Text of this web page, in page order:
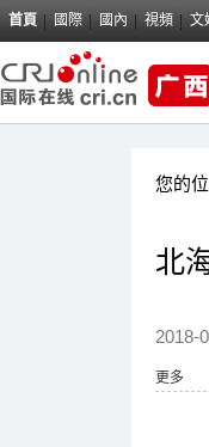
首頁 國際 國內 視頻 文
您的位
北
2018-
更多